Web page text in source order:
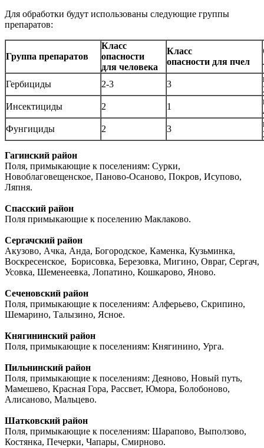
Для обработки будут использованы следующие группы
препаратов:
Группа препаратов
Класс
опасности
для человека
Класс
опасности для пчел
Гербициды 2-3 3
Инсектициды
2 1
Фунгициды
2 3
Гагинский район
Поля, примыкающие к поселениям: Сурки,
Новоблаговещенское, Паново-Осаново, Покров, Исупово,
Ляпня.
Спасский район
Поля примыкающие к поселению Маклаково.
Сергачский район
Акузово, Ачка, Анда, Богородское, Каменка, Кузьминка,
Воскресенское, Борисовка, Березовка, Мигино, Овраг, Сергач,
Усовка, Шеменеевка, Лопатино, Кошкарово, Яново.
Сеченовский район
Поля, примыкающие к поселениям: Алферьево, Скрипино,
Шемарино, Талызино, Ясное.
Княгининский район
Поля, примыкающие к поселениям: Княгинино, Урга.
Пильнинский район
Поля, примыкающие к поселениям: Деяново, Новый путь,
Мамешево, Красная Гора, Рассвет, Юмора, Болобоново,
Алисаново, Мальцево.
Шатковский район
Поля, примыкающие к поселениям: Шарапово, Выползово,
Костянка, Печерки, Чапары, Смирново.